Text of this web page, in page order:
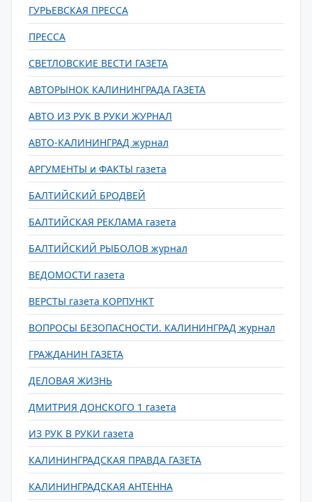
ГУРЬЕВСКАЯ ПРЕССА
ПРЕССА
СВЕТЛОВСКИЕ ВЕСТИ ГАЗЕТА
АВТОРЫНОК КАЛИНИНГРАДА ГАЗЕТА
АВТО ИЗ РУК В РУКИ ЖУРНАЛ
АВТО-КАЛИНИНГРАД журнал
АРГУМЕНТЫ и ФАКТЫ газета
БАЛТИЙСКИЙ БРОДВЕЙ
БАЛТИЙСКАЯ РЕКЛАМА газета
БАЛТИЙСКИЙ РЫБОЛОВ журнал
ВЕДОМОСТИ газета
ВЕРСТЫ газета КОРПУНКТ
ВОПРОСЫ БЕЗОПАСНОСТИ. КАЛИНИНГРАД журнал
ГРАЖДАНИН ГАЗЕТА
ДЕЛОВАЯ ЖИЗНЬ
ДМИТРИЯ ДОНСКОГО 1 газета
ИЗ РУК В РУКИ газета
КАЛИНИНГРАДСКАЯ ПРАВДА ГАЗЕТА
КАЛИНИНГРАДСКАЯ АНТЕННА